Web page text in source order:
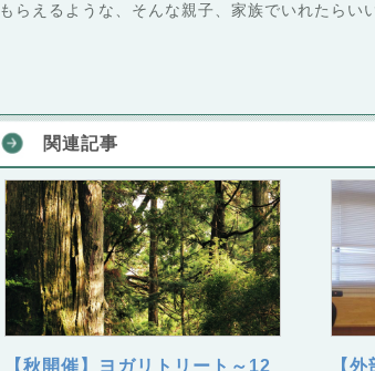
もらえるような、そんな親子、家族でいれたらい
関連記事
【秋開催】ヨガリトリート～12 【